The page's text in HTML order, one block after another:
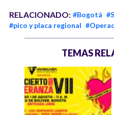
RELACIONADO: #Bogotá
#pico y placa regional
TEMAS